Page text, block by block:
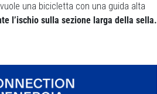
una bicicletta con una guida alta
l’ischio sulla sezione larga della sella.